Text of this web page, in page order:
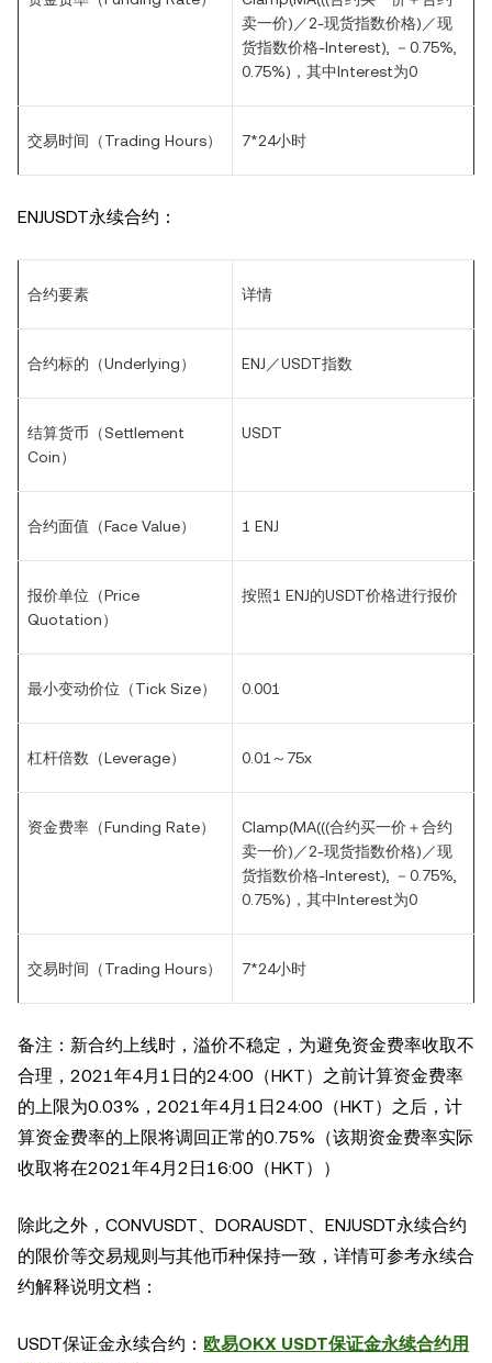
卖一价)／2-现货指数价格)／现
货指数价格-Interest), －0.75%,
0.75%)，其中Interest为0
交易时间（Trading Hours） 7*24小时
ENJUSDT永续合约：
合约要素 详情
合约标的（Underlying） ENJ／USDT指数
结算货币（Settlement
Coin）
USDT
合约面值（Face Value） 1 ENJ
报价单位（Price
Quotation）
按照1 ENJ的USDT价格进行报价
最小变动价位（Tick Size） 0.001
杠杆倍数（Leverage） 0.01～75x
资金费率（Funding Rate）
Clamp(MA(((合约买一价＋合约
卖一价)／2-现货指数价格)／现
货指数价格-Interest), －0.75%,
0.75%)，其中Interest为0
交易时间（Trading Hours） 7*24小时
备注：新合约上线时，溢价不稳定，为避免资金费率收取不
合理，2021年4月1日的24:00（HKT）之前计算资金费率
的上限为0.03%，2021年4月1日24:00（HKT）之后，计
算资金费率的上限将调回正常的0.75%（该期资金费率实际
收取将在2021年4月2日16:00（HKT））
除此之外，CONVUSDT、DORAUSDT、ENJUSDT永续合约
的限价等交易规则与其他币种保持一致，详情可参考永续合
约解释说明文档：
USDT保证金永续合约： 欧易OKX USDT保证金永续合约用